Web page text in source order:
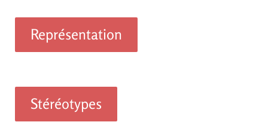
Représentation
Stéréotypes